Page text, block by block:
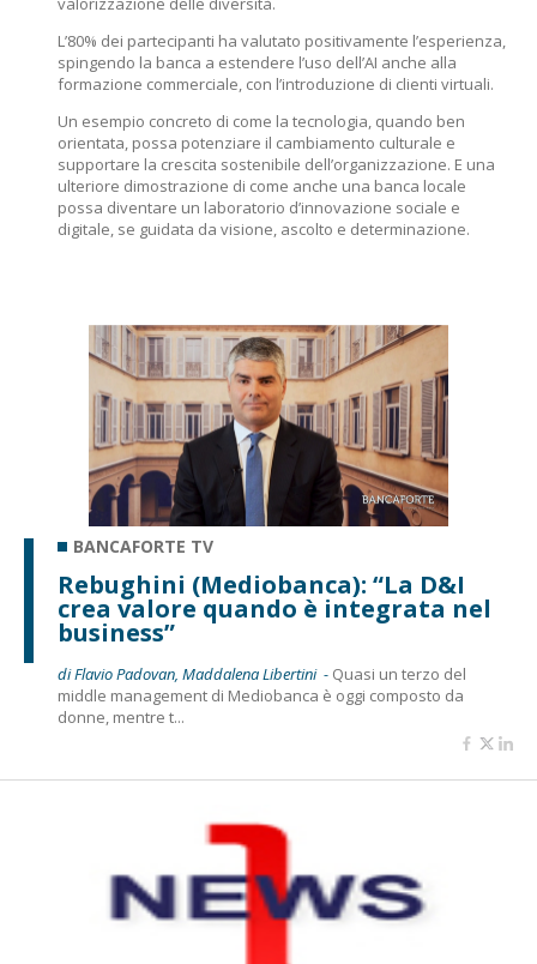
L’80% dei partecipanti ha valutato positivamente l’esperienza,
spingendo la banca a estendere l’uso dell’AI anche alla
formazione commerciale, con l’introduzione di clienti virtuali.
Un esempio concreto di come la tecnologia, quando ben
orientata, possa potenziare il cambiamento culturale e
supportare la crescita sostenibile dell’organizzazione. E una
ulteriore dimostrazione di come anche una banca locale
possa diventare un laboratorio d’innovazione sociale e
digitale, se guidata da visione, ascolto e determinazione.
BANCAFORTE TV
Rebughini (Mediobanca): “La D&I
crea valore quando è integrata nel
business”
di Flavio Padovan, Maddalena Libertini - Quasi un terzo del
middle management di Mediobanca è oggi composto da
donne, mentre t...